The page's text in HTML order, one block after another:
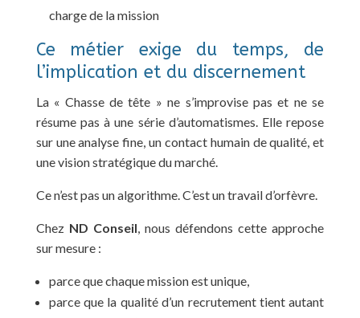
charge de la mission
Ce métier exige du temps, de
l’implication et du discernement
La « Chasse de tête » ne s’improvise pas et ne se
résume pas à une série d’automatismes. Elle repose
sur une analyse fine, un contact humain de qualité, et
une vision stratégique du marché.
Ce n’est pas un algorithme. C’est un travail d’orfèvre.
Chez ND Conseil , nous défendons cette approche
sur mesure :
parce que chaque mission est unique,
parce que la qualité d’un recrutement tient autant